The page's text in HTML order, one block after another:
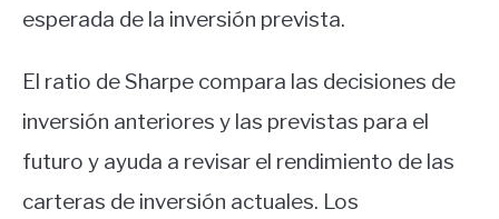
esperada de la inversión prevista.
El ratio de Sharpe compara las decisiones de
inversión anteriores y las previstas para el
futuro y ayuda a revisar el rendimiento de las
carteras de inversión actuales. Los